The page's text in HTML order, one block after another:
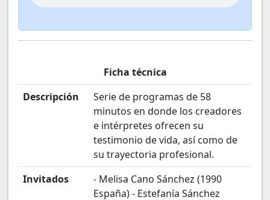
Ficha técnica
Descripción
Serie de programas de 58
minutos en donde los creadores
e intérpretes ofrecen su
testimonio de vida, así como de
su trayectoria profesional.
Invitados
- Melisa Cano Sánchez (1990
España) - Estefanía Sánchez